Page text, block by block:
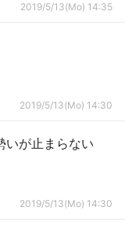
2019/5/13(Mo) 14:35
2019/5/13(Mo) 14:30
いが止まらない
2019/5/13(Mo) 14:30